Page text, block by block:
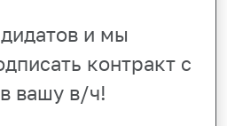
и мы
контракт с
вашу в/ч!